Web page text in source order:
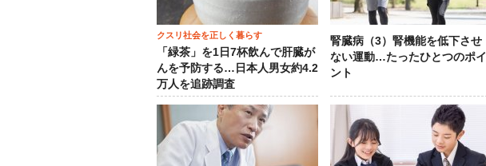
クスリ社会を正しく暮らす
「緑茶」を1日7杯飲んで肝臓が
んを予防する…日本人男女約4.2
万人を追跡調査
腎臓病（3）腎機能を低下させ
ない運動…たったひとつのポイ
ント